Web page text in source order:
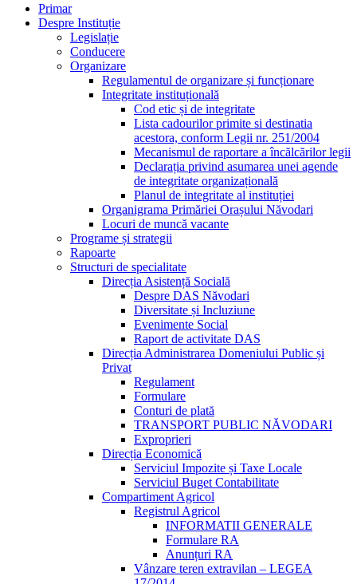
Primar
Despre Instituție
Legislație
Conducere
Organizare
Regulamentul de organizare și funcționare
Integritate instituțională
Cod etic și de integritate
Lista cadourilor primite si destinatia
acestora, conform Legii nr. 251/2004
Mecanismul de raportare a încălcărilor legii
Declarația privind asumarea unei agende
de integritate organizațională
Planul de integritate al instituției
Organigrama Primăriei Orașului Năvodari
Locuri de muncă vacante
Programe și strategii
Rapoarte
Structuri de specialitate
Direcția Asistență Socială
Despre DAS Năvodari
Diversitate și Incluziune
Evenimente Social
Raport de activitate DAS
Direcția Administrarea Domeniului Public și
Privat
Regulament
Formulare
Conturi de plată
TRANSPORT PUBLIC NĂVODARI
Exproprieri
Direcția Economică
Serviciul Impozite și Taxe Locale
Serviciul Buget Contabilitate
Compartiment Agricol
Registrul Agricol
INFORMATII GENERALE
Formulare RA
Anunțuri RA
Vânzare teren extravilan – LEGEA